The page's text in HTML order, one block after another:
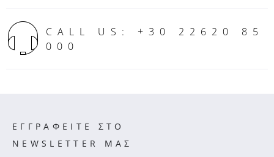
CALL US: +30 22620 85
000
ΕΓΓΡΑΦΕΙΤΕ ΣΤΟ
NEWSLETTER ΜΑΣ